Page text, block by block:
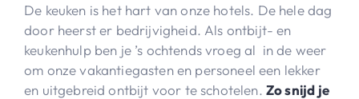
De keuken is het hart van onze hotels. De hele dag
door heerst er bedrijvigheid. Als ontbijt- en
keukenhulp ben je ’s ochtends vroeg al in de weer
om onze vakantiegasten en personeel een lekker
en uitgebreid ontbijt voor te schotelen. Zo snijd je